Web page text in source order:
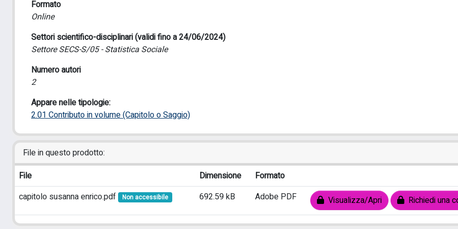
Formato
Online
Settori scientifico-disciplinari (validi fino a 24/06/2024)
Settore SECS-S/05 - Statistica Sociale
Numero autori
2
Appare nelle tipologie:
2.01 Contributo in volume (Capitolo o Saggio)
File in questo prodotto:
File
Dimensione
Formato
capitolo susanna enrico.pdf
Non accessibile 692.59 kB Adobe PDF Visualizza/Apri Richiedi una